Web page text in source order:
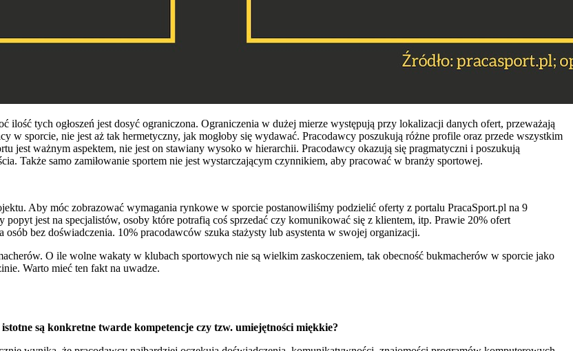
tych ogłoszeń jest dosyć ograniczona. Ograniczenia w dużej mierze występują przy lokalizacji danych ofert, przeważają
w sporcie, nie jest aż tak hermetyczny, jak mogłoby się wydawać. Pracodawcy poszukują różne profile oraz przede wszystkim
jest ważnym aspektem, nie jest on stawiany wysoko w hierarchii. Pracodawcy okazują się pragmatyczni i poszukują
Także samo zamiłowanie sportem nie jest wystarczającym czynnikiem, aby pracować w branży sportowej.
Aby móc zobrazować wymagania rynkowe w sporcie postanowiliśmy podzielić oferty z portalu PracaSport.pl na 9
jest na specjalistów, osoby które potrafią coś sprzedać czy komunikować się z klientem, itp. Prawie 20% ofert
bez doświadczenia. 10% pracodawców szuka stażysty lub asystenta w swojej organizacji.
O ile wolne wakaty w klubach sportowych nie są wielkim zaskoczeniem, tak obecność bukmacherów w sporcie jako
Warto mieć ten fakt na uwadze.
są konkretne twarde kompetencje czy tzw. umiejętności miękkie?